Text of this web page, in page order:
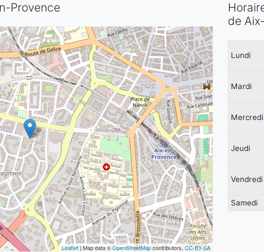
Provence
Leaflet| Map data ©OpenStreetMapcontributors, CC-BY-SA
de
Lundi
Mardi
Mercredi
Jeudi
Vendredi
Samedi